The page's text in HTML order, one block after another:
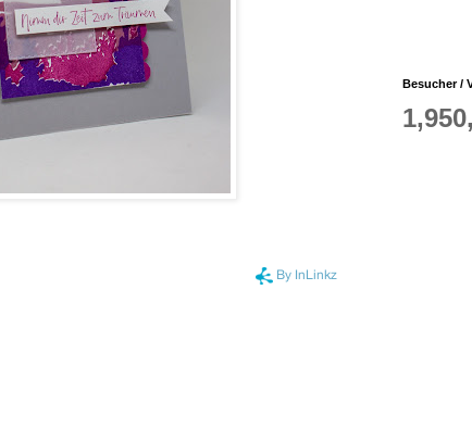
Besucher /